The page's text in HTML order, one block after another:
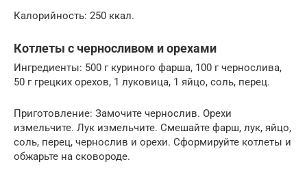
Калорийность: 250 ккал.
Котлеты с черносливом и орехами
Ингредиенты: 500 г куриного фарша, 100 г чернослива,
50 г грецких орехов, 1 луковица, 1 яйцо, соль, перец.
Приготовление: Замочите чернослив. Орехи
измельчите. Лук измельчите. Смешайте фарш, лук, яйцо,
соль, перец, чернослив и орехи. Сформируйте котлеты и
обжарьте на сковороде.